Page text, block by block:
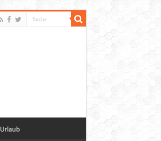
Urlaub